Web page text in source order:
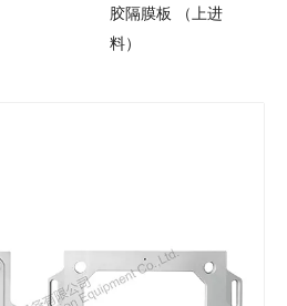
胶隔膜板 （上进
料）